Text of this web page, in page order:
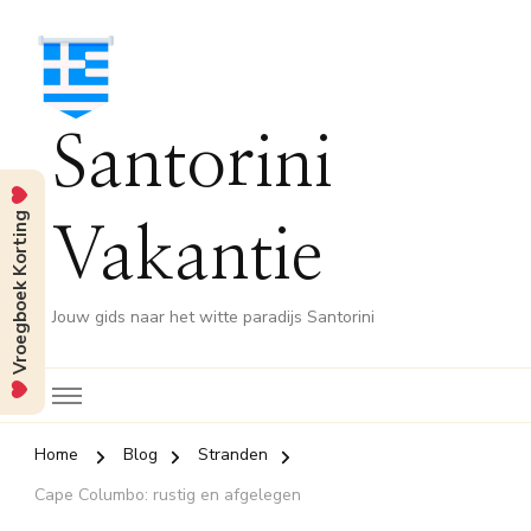
Santorini
Vakantie
Jouw gids naar het witte paradijs Santorini
Home Blog
Stranden
Cape Columbo: rustig en afgelegen
Vroegboek Korting